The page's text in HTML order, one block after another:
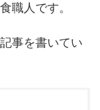
職人です。
事を書いてい